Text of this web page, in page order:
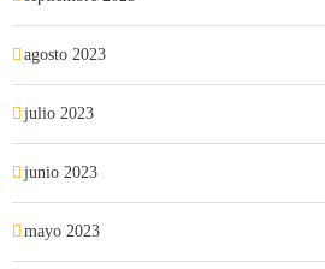
agosto 2023
julio 2023
junio 2023
mayo 2023